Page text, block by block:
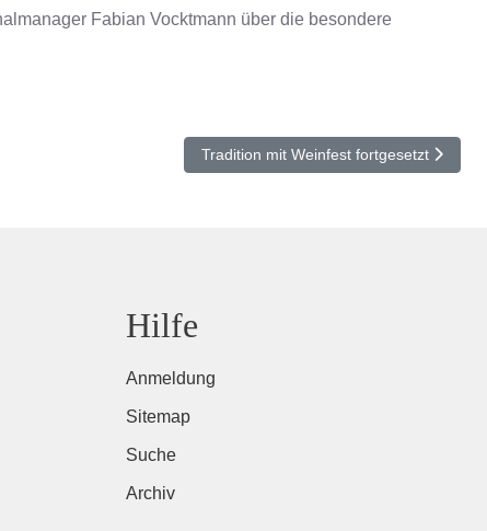
Fabian Vocktmann über die besondere
Nächster Beitrag: Tradition mit Weinfest
Tradition mit Weinfest fortgesetzt
Hilfe
Anmeldung
Sitemap
Suche
Archiv